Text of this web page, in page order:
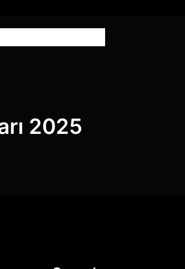
2025